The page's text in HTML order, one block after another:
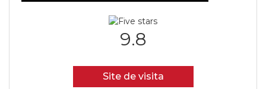
9.8
Site de visita